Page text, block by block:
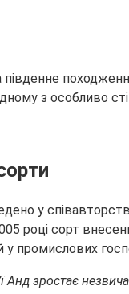
з особливо
у
році сорт
у промислових
Анд зростає